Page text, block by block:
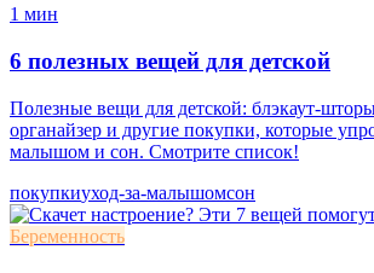
1 мин
6 полезных вещей для детской
Полезные вещи для детской: блэкаут-
органайзер и другие покупки, которые
малышом и сон. Смотрите список!
покупкиуход-за-малышомсон
Беременность